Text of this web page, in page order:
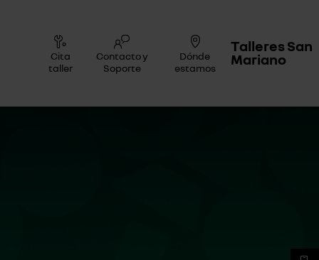
Cita
taller
Contacto y
Soporte
Dónde
estamos
Talleres San
Mariano